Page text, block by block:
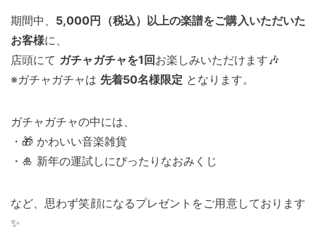
期間中、 5,000円（税込）以上の楽譜をご購入いただいた
お客様に、
店頭にて ガチャガチャを1回 お楽しみいただけます🎶
※ガチャガチャは 先着50名様限定 となります。
ガチャガチャの中には、
・🎁 かわいい音楽雑貨
・🎍 新年の運試しにぴったりなおみくじ
など、思わず笑顔になるプレゼントをご用意しております
✨